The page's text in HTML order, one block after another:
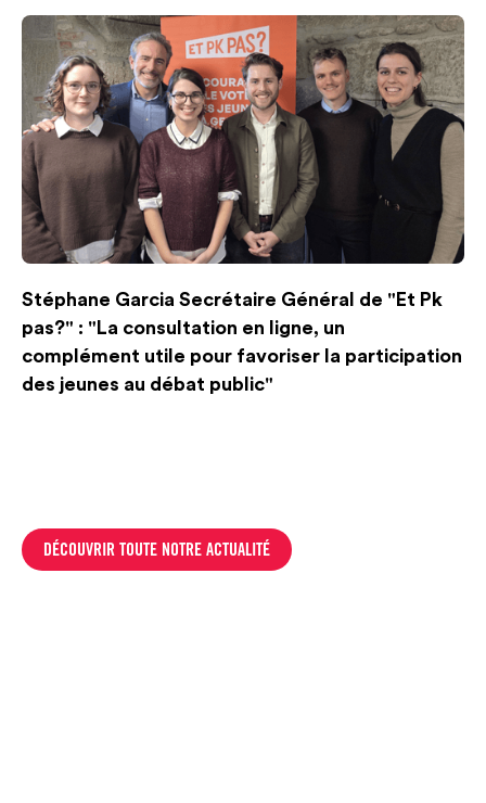
Stéphane Garcia Secrétaire Général de "Et Pk
pas?" : "La consultation en ligne, un
complément utile pour favoriser la participation
des jeunes au débat public"
DÉCOUVRIR TOUTE NOTRE ACTUALITÉ